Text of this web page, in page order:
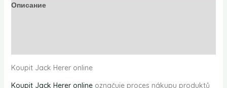
Описание
Koupit Jack Herer online
Koupit Jack Herer onlineoznačuje proces nákupu produktů